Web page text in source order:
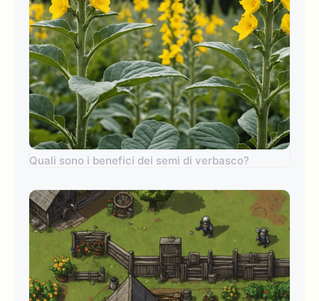
Quali sono i benefici dei semi di verbasco?